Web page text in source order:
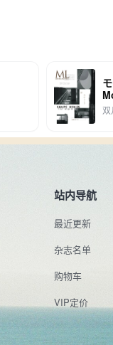
双
站内导航
最近更新
杂志名单
购物车
VIP定价